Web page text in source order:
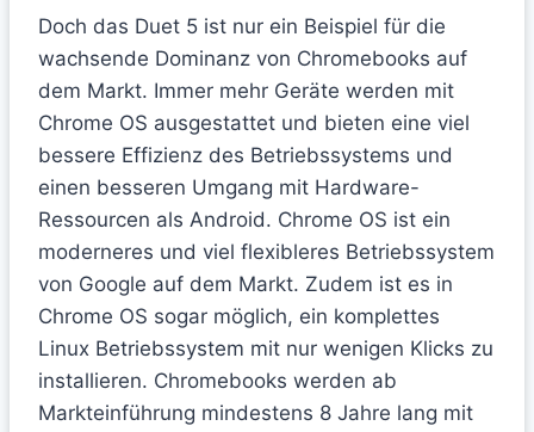
Doch das Duet 5 ist nur ein Beispiel für die
wachsende Dominanz von Chromebooks auf
dem Markt. Immer mehr Geräte werden mit
Chrome OS ausgestattet und bieten eine viel
bessere Effizienz des Betriebssystems und
einen besseren Umgang mit Hardware-
Ressourcen als Android. Chrome OS ist ein
moderneres und viel flexibleres Betriebssystem
von Google auf dem Markt. Zudem ist es in
Chrome OS sogar möglich, ein komplettes
Linux Betriebssystem mit nur wenigen Klicks zu
installieren. Chromebooks werden ab
Markteinführung mindestens 8 Jahre lang mit